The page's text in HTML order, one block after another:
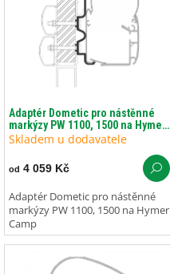
d
u
k
t
Adaptér Dometic pro nástěnné
markýzy PW 1100, 1500 na Hymer
Camp
Skladem u dodavatele
od 4 059 Kč
Adaptér Dometic pro nástěnné
markýzy PW 1100, 1500 na Hymer
Camp